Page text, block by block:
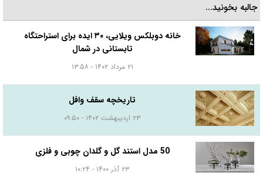
جالبه بخونید...
خانه دوبلکس ویلایی، ۳۰ ایده برای استراحتگاه
تابستانی در شمال
تاریخچه سقف وافل
۲۳ اردیبهشت ۱۴۰۲ - ۰۹:۵۰
50 مدل استند گل و گلدان چوبی و فلزی
۲۳ آذر ۱۴۰۰ - ۱۰:۲۴